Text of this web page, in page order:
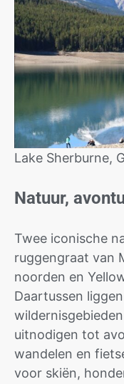
Lake Sherburne,
Natuur,
Twee iconische
ruggengraat van
noorden en
Daartussen
uitnodigen tot
wandelen en
voor skiën,